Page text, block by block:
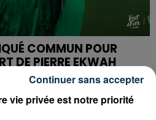
COMMUN POUR
DE PIERRE EKWAH
vie privée est notre priorité
Continuer sans accepter